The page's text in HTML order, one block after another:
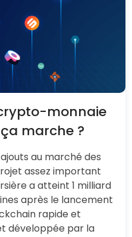
monnaie
marche ?
au marché des
assez important
a atteint 1 milliard
après le lancement
rapide et
développée par la